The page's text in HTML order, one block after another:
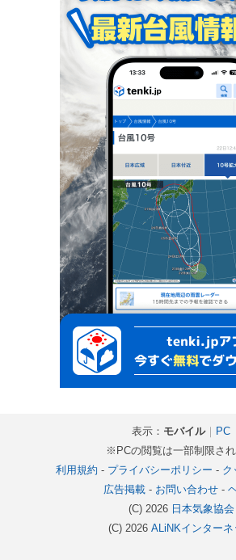
表示： モバイル｜ PC
※PCの閲覧は一部制限さ
利用規約 - プライバシーポリシー - ク
広告掲載- お問い合わせ-
(C) 2026 日本気象協会
(C) 2026 ALiNKインターネ